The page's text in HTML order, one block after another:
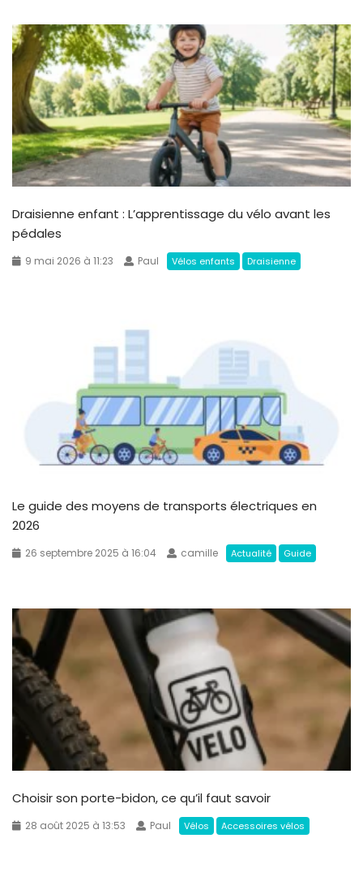
Draisienne enfant : L’apprentissage du vélo avant les
pédales
9 mai 2026 à 11:23 Paul Vélos enfants Draisienne
Le guide des moyens de transports électriques en
2026
26 septembre 2025 à 16:04 camille Actualité Guide
Choisir son porte-bidon, ce qu’il faut savoir
28 août 2025 à 13:53 Paul Vélos Accessoires vélos